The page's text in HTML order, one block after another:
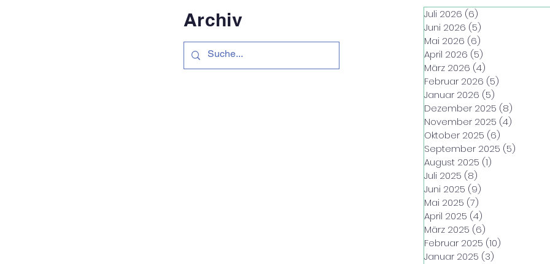
Archiv Juli 2026 (6)
Juni 2026 (5)
Mai 2026 (6)
April 2026 (5)
März 2026 (4)
Februar 2026 (5)
Januar 2026 (5)
Dezember 2025 (8)
November 2025 (4)
Oktober 2025 (6)
September 2025 (5)
August 2025 (1)
Juli 2025 (8)
Juni 2025 (9)
Mai 2025 (7)
April 2025 (4)
März 2025 (6)
Februar 2025 (10)
Januar 2025 (3)